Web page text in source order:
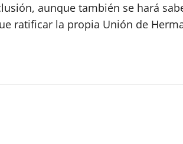
aunque también se hará
ratificar la propia Unión de